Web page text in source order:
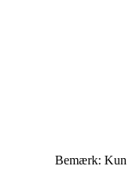
Bemærk: Kun